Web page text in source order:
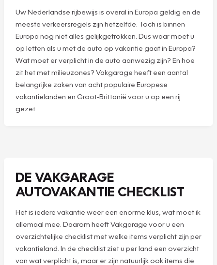
Uw Nederlandse rijbewijs is overal in Europa geldig en de
meeste verkeersregels zijn hetzelfde. Toch is binnen
Europa nog niet alles gelijkgetrokken. Dus waar moet u
op letten als u met de auto op vakantie gaat in Europa?
Wat moet er verplicht in de auto aanwezig zijn? En hoe
zit het met milieuzones? Vakgarage heeft een aantal
belangrijke zaken van acht populaire Europese
vakantielanden en Groot-Brittanië voor u op een rij
gezet.
DE VAKGARAGE
AUTOVAKANTIE CHECKLIST
Het is iedere vakantie weer een enorme klus, wat moet ik
allemaal mee. Daarom heeft Vakgarage voor u een
overzichtelijke checklist met welke items verplicht zijn per
vakantieland. In de checklist ziet u per land een overzicht
van wat verplicht is, maar er zijn natuurlijk ook items die